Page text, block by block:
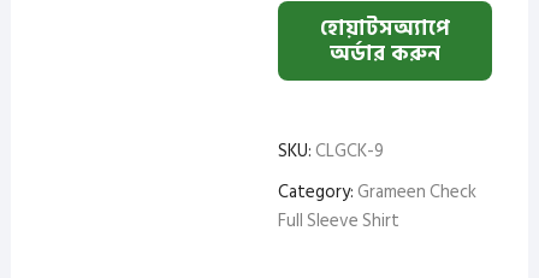
হোয়াটসঅ্যাপে
অর্ডার করুন
SKU: CLGCK-9
Category: Grameen Check
Full Sleeve Shirt